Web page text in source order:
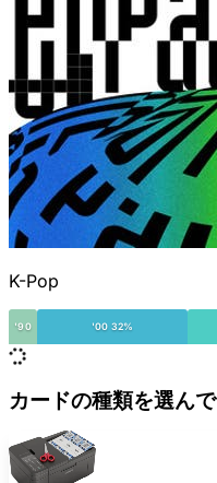
K-Pop
'90 '00 32%
カードの種類を選んで